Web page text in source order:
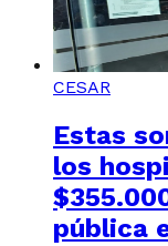
CESAR
Estas
los
pública